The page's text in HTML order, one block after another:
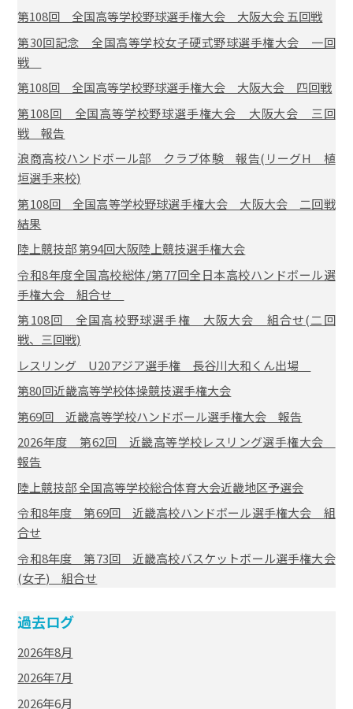
第108回 全国高等学校野球選手権大会 大阪大会 五回戦
第30回記念 全国高等学校女子硬式野球選手権大会 一回
戦
第108回 全国高等学校野球選手権大会 大阪大会 四回戦
第108回 全国高等学校野球選手権大会 大阪大会 三回
戦 報告
浪商高校ハンドボール部 クラブ体験 報告(リーグH 植
垣選手来校)
第108回 全国高等学校野球選手権大会 大阪大会 二回戦
結果
陸上競技部 第94回大阪陸上競技選手権大会
令和8年度全国高校総体/第77回全日本高校ハンドボール選
手権大会 組合せ
第108回 全国高校野球選手権 大阪大会 組合せ(二回
戦、三回戦)
レスリング U20アジア選手権 長谷川大和くん出場
第80回近畿高等学校体操競技選手権大会
第69回 近畿高等学校ハンドボール選手権大会 報告
2026年度 第62回 近畿高等学校レスリング選手権大会
報告
陸上競技部 全国高等学校総合体育大会近畿地区予選会
令和8年度 第69回 近畿高校ハンドボール選手権大会 組
合せ
令和8年度 第73回 近畿高校バスケットボール選手権大会
(女子) 組合せ
過去ログ
2026年8月
2026年7月
2026年6月